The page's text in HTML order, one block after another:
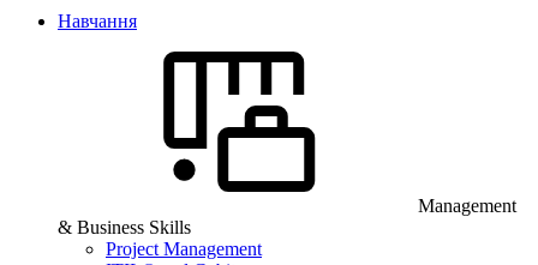
Навчання
Management
& Business Skills
Project Management